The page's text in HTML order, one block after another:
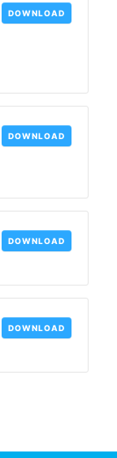
DOWNLOAD
DOWNLOAD
DOWNLOAD
DOWNLOAD